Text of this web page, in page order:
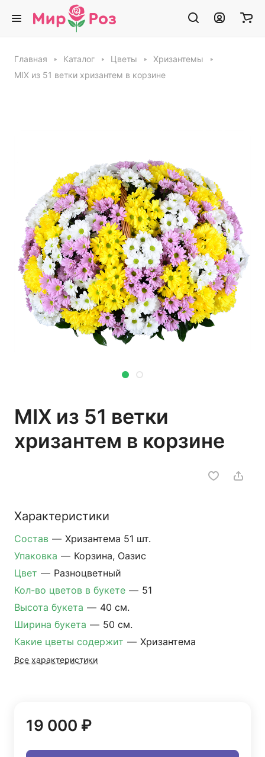
Главная Каталог Цветы
Хризантемы
MIX из 51 ветки хризантем в корзине
MIX из 51 ветки
хризантем в корзине
Характеристики
Состав — Хризантема 51 шт.
Упаковка — Корзина, Оазис
Цвет — Разноцветный
Кол-во цветов в букете — 51
Высота букета — 40 см.
Ширина букета — 50 см.
Какие цветы содержит — Хризантема
Все характеристики
19 000 ₽